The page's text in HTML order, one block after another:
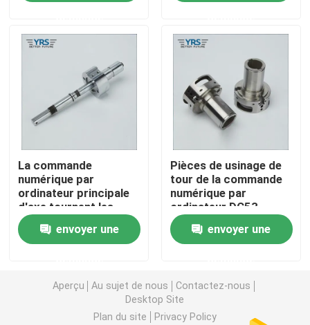
Pièces usinées en métal
Machine servo de presse
La commande numérique par ordinateur tournent les
Pièces tournées par précision
pièces de moulage par injection
La commande
numérique par
ordinateur principale
d'axe tournent les
pièces de usinage
envoyer une
Pièces de usinage de
tour de la commande
numérique par
ordinateur DC53
envoyer une
Aperçu Au sujet de nous
Contactez-nous
Desktop Site
Plan du site
Privacy Policy